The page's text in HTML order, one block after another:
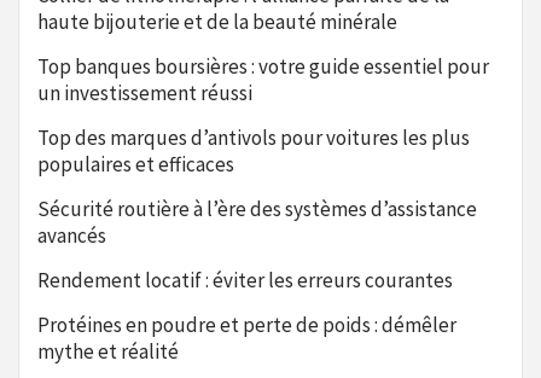
haute bijouterie et de la beauté minérale
Top banques boursières : votre guide essentiel pour
un investissement réussi
Top des marques d’antivols pour voitures les plus
populaires et efficaces
Sécurité routière à l’ère des systèmes d’assistance
avancés
Rendement locatif : éviter les erreurs courantes
Protéines en poudre et perte de poids : démêler
mythe et réalité